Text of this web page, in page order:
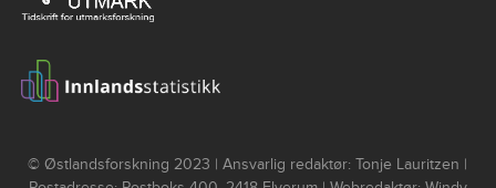
© Østlandsforskning 2023 | Ansvarlig redaktør: Tonje Lauritzen |